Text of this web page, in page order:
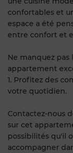
confortables et
espace a été
entre confort et
Ne manquez
appartement
1. Profitez des
votre quotidien.
Contactez-nous
sur cet
possibilités qu'il
accompagner